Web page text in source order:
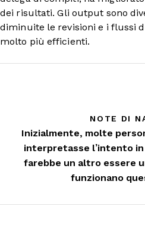
dei risultati. Gli output sono
diminuite le revisioni e i flussi
molto più efficienti.
NOTE DI
Inizialmente, molte
interpretasse l’intento
farebbe un altro essere
funzionano